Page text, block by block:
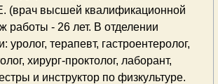
(врач высшей квалификационной
работы - 26 лет. В отделении
уролог, терапевт, гастроентеролог,
хирург-проктолог, лаборант,
и инструктор по физкультуре.